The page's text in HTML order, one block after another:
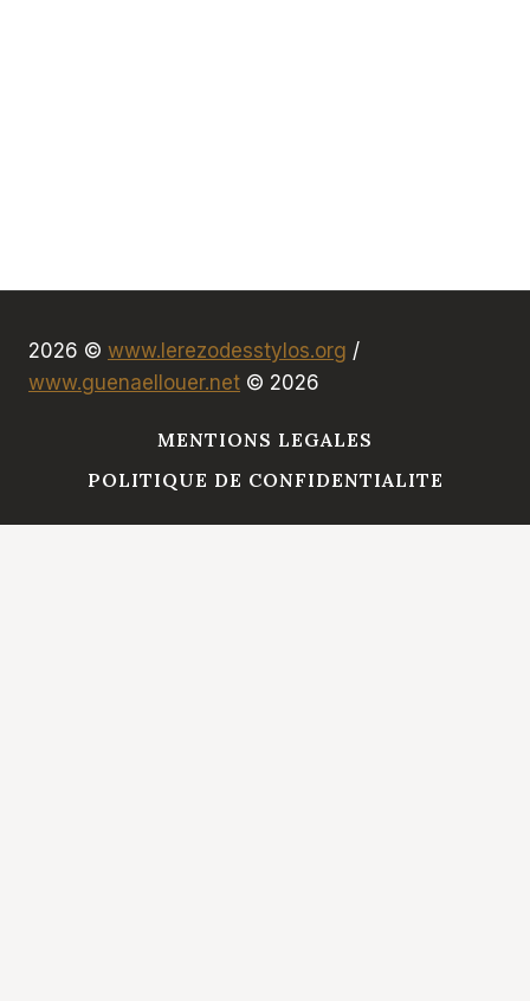
2026 © www.lerezodesstylos.org /
www.guenaellouer.net © 2026
MENTIONS LEGALES
POLITIQUE DE CONFIDENTIALITE